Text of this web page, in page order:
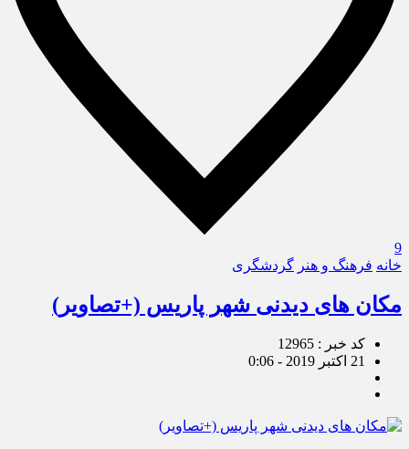
9
خانه فرهنگ و هنر گردشگری
مکان های دیدنی شهر پاریس (+تصاویر)
کد خبر : 12965
21 اکتبر 2019 - 0:06